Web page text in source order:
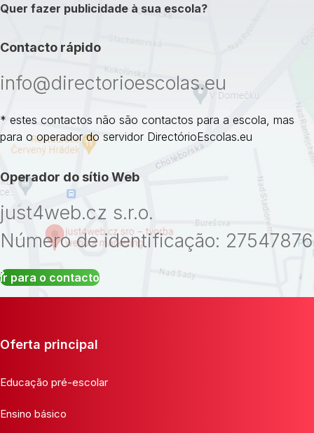
Quer fazer publicidade à sua escola?
Contacto rápido
info@directorioescolas.eu
* estes contactos não são contactos para a escola, mas
para o operador do servidor DirectórioEscolas.eu
Operador do sítio Web
just4web.cz s.r.o.
Número de identificação: 27547876
Ir para o contacto
Oferta principal
Educação pré-escolar
Ensino básico